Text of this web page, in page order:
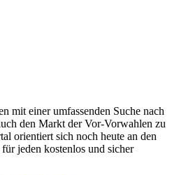
mit einer umfassenden Suche nach
den Markt der Vor-Vorwahlen zu
orientiert sich noch heute an den
jeden kostenlos und sicher